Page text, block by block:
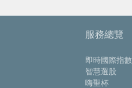
服務總覽
即時國際指數
智慧選股
嗨聖杯